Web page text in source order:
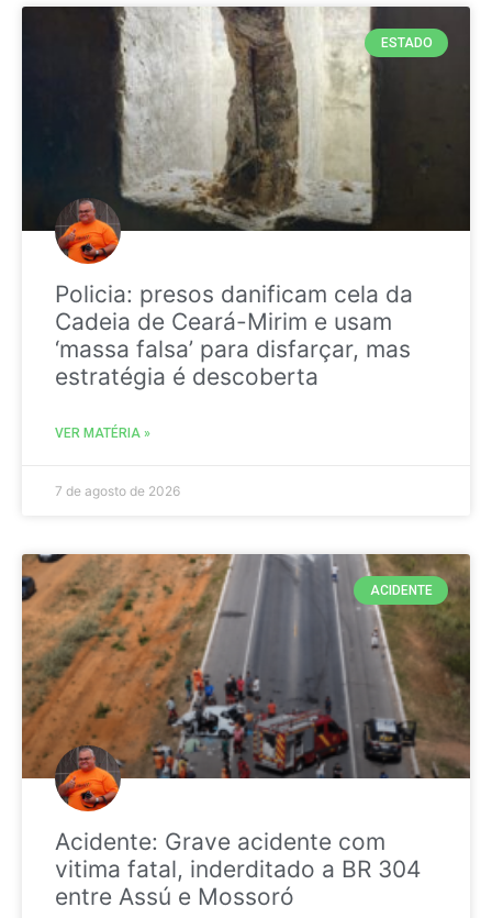
ESTADO
Policia: presos danificam cela da
Cadeia de Ceará-Mirim e usam
‘massa falsa’ para disfarçar, mas
estratégia é descoberta
VER MATÉRIA »
7 de agosto de 2026
ACIDENTE
Acidente: Grave acidente com
vitima fatal, inderditado a BR 304
entre Assú e Mossoró